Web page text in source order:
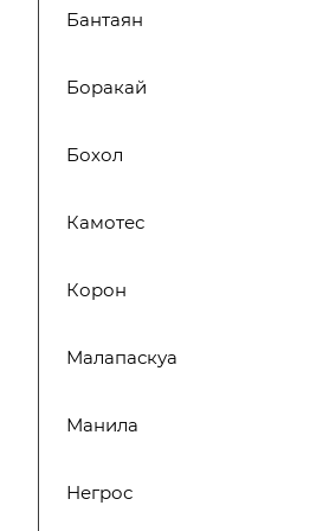
Бантаян
Боракай
Бохол
Камотес
Корон
Малапаскуа
Манила
Негрос